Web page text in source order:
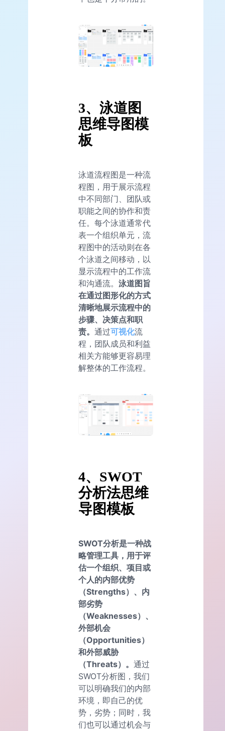
3、泳道图
思维导图模
板
泳道流程图是一种流
程图，用于展示流程
中不同部门、团队或
职能之间的协作和责
任。每个泳道通常代
表一个组织单元，流
程图中的活动则在各
个泳道之间移动，以
显示流程中的工作流
和沟通流。 泳道图旨
在通过图形化的方式
清晰地展示流程中的
步骤、决策点和职
责。 通过可视化流
程，团队成员和利益
相关方能够更容易理
解整体的工作流程。
4、SWOT
分析法思维
导图模板
SWOT分析是一种战
略管理工具，用于评
估一个组织、项目或
个人的内部优势
（Strengths）、内
部劣势
（Weaknesses）、
外部机会
（Opportunities）
和外部威胁
（Threats）。 通过
SWOT分析图，我们
可以明确我们的内部
环境，即自己的优
势，劣势；同时，我
们也可以通过机会与